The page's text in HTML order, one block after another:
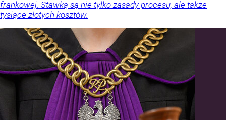
frankowej. Stawką są nie tylko zasady procesu, ale także
tysiące złotych kosztów.